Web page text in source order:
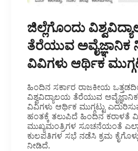
ಜಿಲ್ಲೆಗೊಂದು
ತೆರೆಯುವ ಅವೈಜ್ಞಾನಿಕ
ವಿವಿಗಳು ಆರ್ಥಿಕ
ಹಿಂದಿನ ಸರ್ಕಾರ ರಾಜಕೀಯ
ವಿಶ್ವವಿದ್ಯಾಲಯ ತೆರೆಯುವ
ವಿವಿಗಳು ಆರ್ಥಿಕ ಮುಗ್ಗಟ್ಟು
ಹಂತಕ್ಕೆ ತಲುಪಿದೆ ಹಿಂದಿನ ಕರಾಳತೆ
ಮುಖ್ಯಮಂತ್ರಿಗಳ ಸೂಚನೆಯಂತೆ
ಕುಲಪತಿಗಳ ಸಭೆ ನಡೆಸಿ ಕ್ರಮ
ನೀಡಿದೆ.